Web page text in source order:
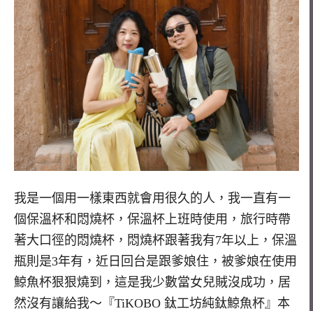
我是一個用一樣東西就會用很久的人，我一直有一
個保溫杯和悶燒杯，保溫杯上班時使用，旅行時帶
著大口徑的悶燒杯，悶燒杯跟著我有7年以上，保溫
瓶則是3年有，近日回台是跟爹娘住，被爹娘在使用
鯨魚杯狠狠燒到，這是我少數當女兒賊沒成功，居
然沒有讓給我～『TiKOBO 鈦工坊純鈦鯨魚杯』本